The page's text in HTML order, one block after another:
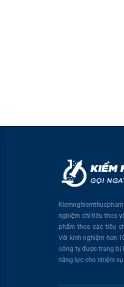
nghiệm chỉ tiêu theo
phẩm theo các tiêu
Với kinh nghiệm hơn
công ty được trang bị
năng lực cho nhiệm vụ